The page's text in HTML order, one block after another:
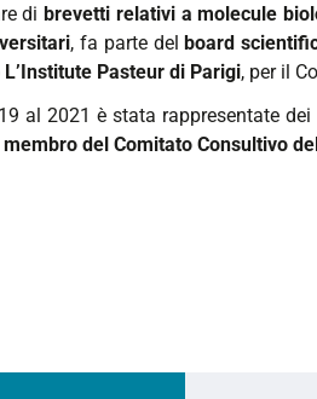
dibrevetti relativi a molecule
, fa parte delboard
Pasteur di Parigi, per il
al 2021 è stata rappresentate
membro del Comitato Consultivo